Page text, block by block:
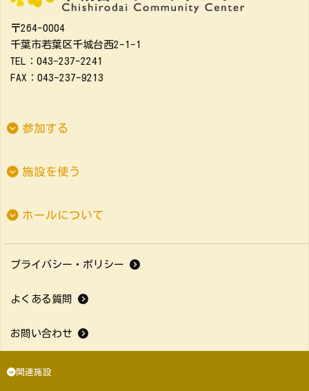
〒264-0004
千葉市若葉区千城台西2-1-1
TEL：043-237-2241
FAX：043-237-9213
参加する
施設を使う
ホールについて
プライバシー・ポリシー
よくある質問
お問い合わせ
関連施設